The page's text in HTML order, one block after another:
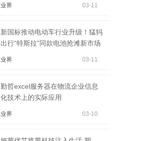
业界 03-11
新国标推动电动车行业升级！猛犸
出行“特斯拉”同款电池抢滩新市场
业界 03-11
勤哲excel服务器在物流企业信息
化技术上的实际应用
业界 03-10